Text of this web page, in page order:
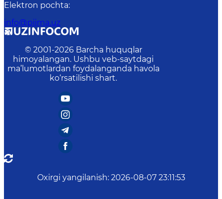
Elektron pochta:
info@piima.uz
© 2001-2026 Barcha huquqlar
himoyalangan. Ushbu veb-saytdagi
ma’lumotlardan foydalanganda havola
ko‘rsatilishi shart.
Oxirgi yangilanish: 2026-08-07 23:11:53